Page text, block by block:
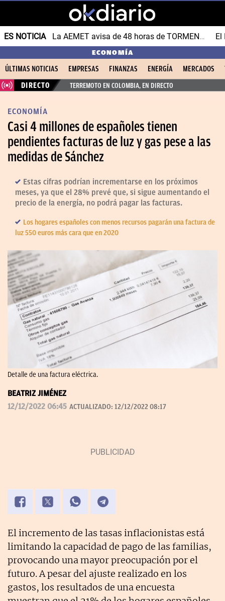
ES NOTICIA La AEMET avisa de 48 horas de TORMENTAS y GRANIZO
ECONOMÍA
ÚLTIMAS NOTICIAS EMPRESAS FINANZAS ENERGÍA MERCADOS
DIRECTO
TERREMOTO EN COLOMBIA, EN DIRECTO
ECONOMÍA
Casi 4 millones de españoles tienen
pendientes facturas de luz y gas pese a las
medidas de Sánchez
Estas cifras podrían incrementarse en los próximos
meses, ya que el 28% prevé que, si sigue aumentando el
precio de la energía, no podrá pagar las facturas.
Los hogares españoles con menos recursos pagarán una factura de
luz 550 euros más cara que en 2020
Detalle de una factura eléctrica.
BEATRIZ JIMÉNEZ
12/12/2022 06:45 ACTUALIZADO: 12/12/2022 08:17
El incremento de las tasas inflacionistas está
limitando la capacidad de pago de las familias,
provocando una mayor preocupación por el
futuro. A pesar del ajuste realizado en los
gastos, los resultados de una encuesta